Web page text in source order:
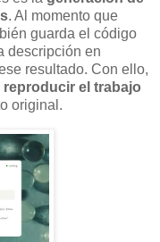
. Al momento que
guarda el código
descripción en
resultado. Con ello,
el trabajo
original.